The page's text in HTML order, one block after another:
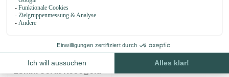
Biothane adapter
25mm Coral/Rosegold